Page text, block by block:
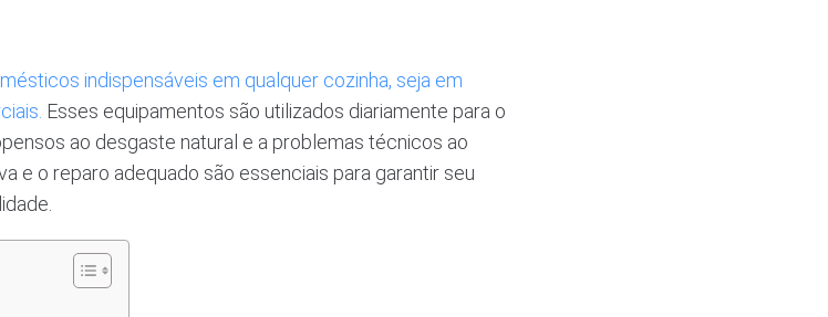
indispensáveis em qualquer cozinha, seja em
Esses equipamentos são utilizados diariamente para o
ao desgaste natural e a problemas técnicos ao
e o reparo adequado são essenciais para garantir seu